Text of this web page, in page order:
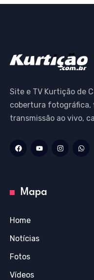
Site e TV Kurtição de
cobertura fotográfica,
transmissão ao vivo,
Mapa
Home
Notícias
Fotos
Vídeos